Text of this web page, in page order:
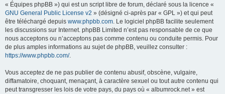
« Équipes phpBB ») qui est un script libre de forum, déclaré sous la licence «
GNU General Public License v2 » (désigné ci-après par « GPL ») et qui peut
être téléchargé depuis www.phpbb.com. Le logiciel phpBB facilite seulement
les discussions sur Internet. phpBB Limited n’est pas responsable de ce que
nous acceptons ou n’acceptons pas comme contenu ou conduite permis. Pour
de plus amples informations au sujet de phpBB, veuillez consulter :
https://www.phpbb.com/.
Vous acceptez de ne pas publier de contenu abusif, obscène, vulgaire,
diffamatoire, choquant, menaçant, à caractère sexuel ou tout autre contenu qui
peut transgresser les lois de votre pays, du pays où « albumrock.net » est